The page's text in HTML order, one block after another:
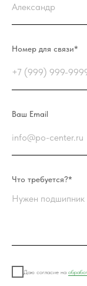
Номер для связи*
Ваш Email
Что требуется?*
Даю согласие на